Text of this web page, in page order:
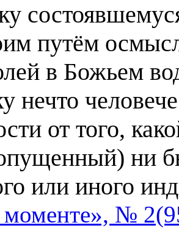
путём
в Божьем
нечто
от того,
ни
или иного
№